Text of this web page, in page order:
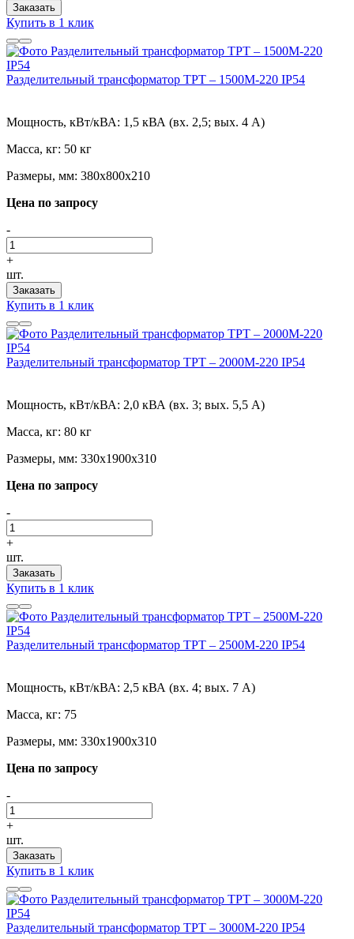
Заказать
Купить в 1 клик
Разделительный трансформатор ТРТ – 1500М-220 IP54
Мощность, кВт/кВА: 1,5 кВА (вх. 2,5; вых. 4 А)
Масса, кг: 50 кг
Размеры, мм: 380х800х210
Цена по запросу
-
+
шт.
Заказать
Купить в 1 клик
Разделительный трансформатор ТРТ – 2000М-220 IP54
Мощность, кВт/кВА: 2,0 кВА (вх. 3; вых. 5,5 А)
Масса, кг: 80 кг
Размеры, мм: 330х1900х310
Цена по запросу
-
+
шт.
Заказать
Купить в 1 клик
Разделительный трансформатор ТРТ – 2500М-220 IP54
Мощность, кВт/кВА: 2,5 кВА (вх. 4; вых. 7 А)
Масса, кг: 75
Размеры, мм: 330х1900х310
Цена по запросу
-
+
шт.
Заказать
Купить в 1 клик
Разделительный трансформатор ТРТ – 3000М-220 IP54